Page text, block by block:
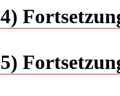
4)
5)